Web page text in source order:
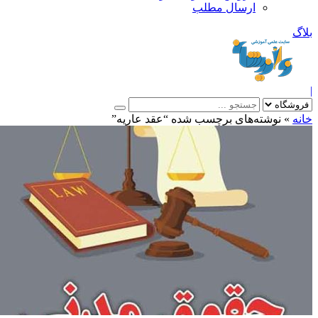
ارسال مطلب
بلاگ
|
خانه » نوشته‌های برچسب شده “عقد عاریه”